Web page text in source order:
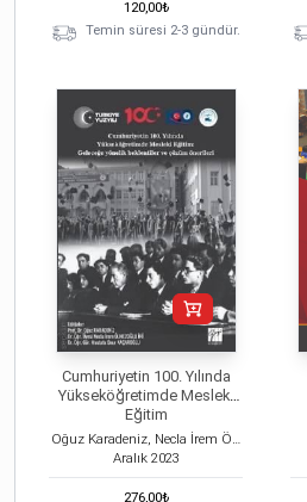
120,00₺
Temin süresi 2-3 gündür.
Cumhuriyetin 100. Yılında
Yükseköğretimde Mesleki
Eğitim
Oğuz Karadeniz, Necla İrem Ölmezoğlu İri
Aralık 2023
276,00₺